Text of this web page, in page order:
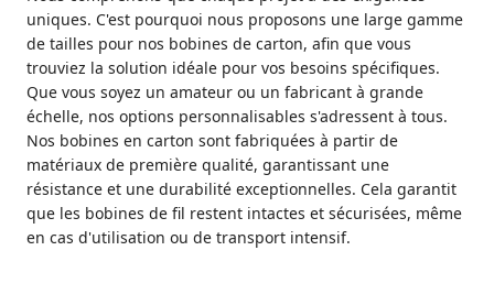
uniques. C'est pourquoi nous proposons une large gamme
de tailles pour nos bobines de carton, afin que vous
trouviez la solution idéale pour vos besoins spécifiques.
Que vous soyez un amateur ou un fabricant à grande
échelle, nos options personnalisables s'adressent à tous.
Nos bobines en carton sont fabriquées à partir de
matériaux de première qualité, garantissant une
résistance et une durabilité exceptionnelles. Cela garantit
que les bobines de fil restent intactes et sécurisées, même
en cas d'utilisation ou de transport intensif.